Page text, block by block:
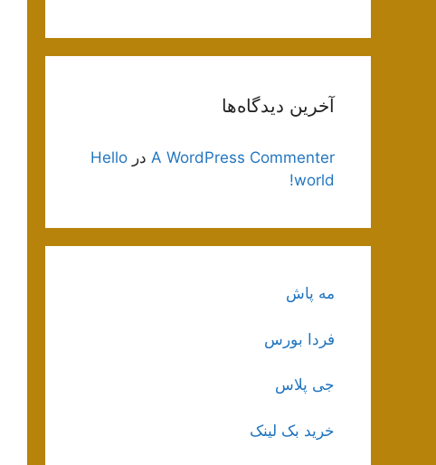
آخرین دیدگاه‌ها
A WordPress Commenter در Hello
world!
مه پاش
فردا بورس
جی پلاس
خرید بک لینک